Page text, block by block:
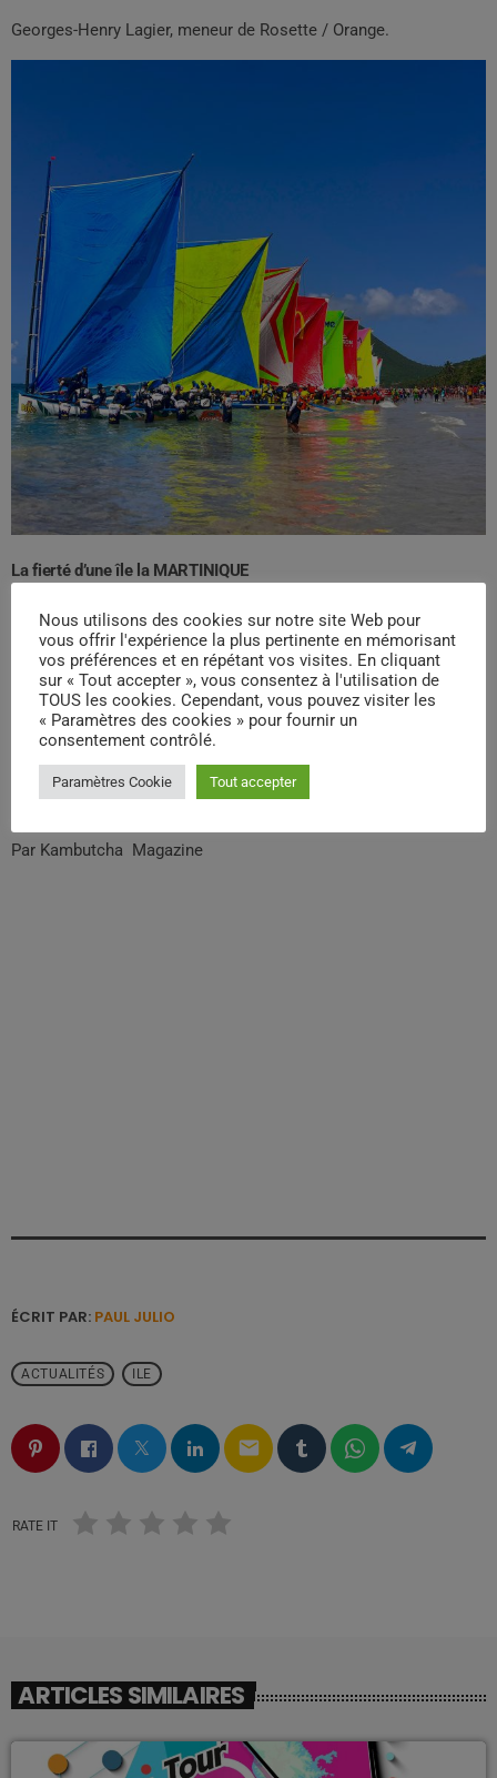
Georges-Henry Lagier, meneur de Rosette / Orange.
La fierté d’une île la MARTINIQUE
transcende les clivages. Elle unit les Martiniquais autour d’une
passion commune, valorise les métiers traditionnels et fait
rayonner la culture insulaire dans le monde entier.
Aujourd’hui, alors que la Martinique regarde vers l’avenir, la yole
continue de tracer sa route, fière et libre, poussée par le vent de
la tradition et l’élan du peuple.
Par Kambutcha Magazine
ÉCRIT PAR: PAUL JULIO
ACTUALITÉS ILE
email
RATE IT
ARTICLES SIMILAIRES
Nous utilisons des cookies sur notre site Web pour
vous offrir l'expérience la plus pertinente en mémorisant
vos préférences et en répétant vos visites. En cliquant
sur « Tout accepter », vous consentez à l'utilisation de
TOUS les cookies. Cependant, vous pouvez visiter les
« Paramètres des cookies » pour fournir un
consentement contrôlé.
Paramètres Cookie Tout accepter